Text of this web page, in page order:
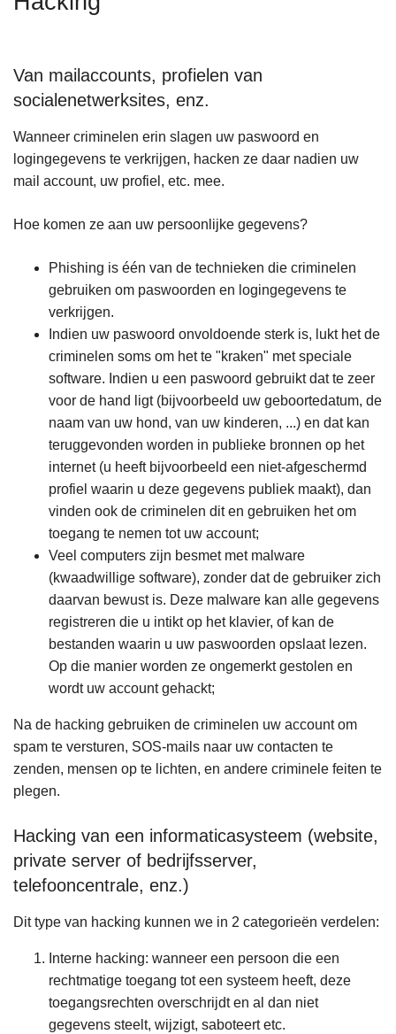
Van mailaccounts, profielen van
socialenetwerksites, enz.
Wanneer criminelen erin slagen uw paswoord en
logingegevens te verkrijgen, hacken ze daar nadien uw
mail account, uw profiel, etc. mee.
Hoe komen ze aan uw persoonlijke gegevens?
Phishing is één van de technieken die criminelen
gebruiken om paswoorden en logingegevens te
verkrijgen.
Indien uw paswoord onvoldoende sterk is, lukt het de
criminelen soms om het te "kraken" met speciale
software. Indien u een paswoord gebruikt dat te zeer
voor de hand ligt (bijvoorbeeld uw geboortedatum, de
naam van uw hond, van uw kinderen, ...) en dat kan
teruggevonden worden in publieke bronnen op het
internet (u heeft bijvoorbeeld een niet-afgeschermd
profiel waarin u deze gegevens publiek maakt), dan
vinden ook de criminelen dit en gebruiken het om
toegang te nemen tot uw account;
Veel computers zijn besmet met malware
(kwaadwillige software), zonder dat de gebruiker zich
daarvan bewust is. Deze malware kan alle gegevens
registreren die u intikt op het klavier, of kan de
bestanden waarin u uw paswoorden opslaat lezen.
Op die manier worden ze ongemerkt gestolen en
wordt uw account gehackt;
Na de hacking gebruiken de criminelen uw account om
spam te versturen, SOS-mails naar uw contacten te
zenden, mensen op te lichten, en andere criminele feiten te
plegen.
Hacking van een informaticasysteem (website,
private server of bedrijfsserver,
telefooncentrale, enz.)
Dit type van hacking kunnen we in 2 categorieën verdelen:
Interne hacking: wanneer een persoon die een
rechtmatige toegang tot een systeem heeft, deze
toegangsrechten overschrijdt en al dan niet
gegevens steelt, wijzigt, saboteert etc.